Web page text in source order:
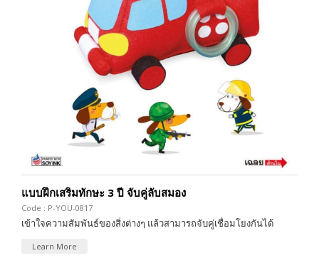
แบบฝึกเสริมทักษะ 3 ปี จับคู่ลับสมอง
Code : P-YOU-0817
เข้าใจความสัมพันธ์ของสิ่งต่างๆ แล้วสามารถจับคู่เชื่อมโยงกันได้
Learn More